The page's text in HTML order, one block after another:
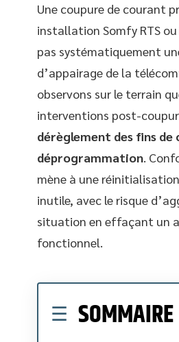
Une coupure de courant
installation Somfy RTS
pas systématiquement
d’appairage de la
observons sur le terrain
interventions post-
dérèglement des fins de
déprogrammation.
mène à une
inutile, avec le risque
situation en effaçant un
fonctionnel.
SOMMAIRE